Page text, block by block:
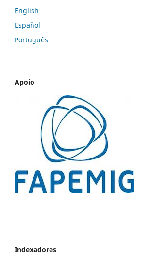
English
Español
Português
Apoio
Indexadores